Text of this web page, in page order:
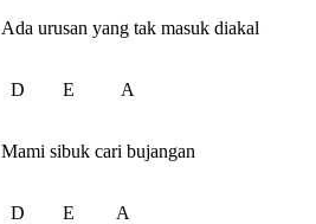
Ada urusan yang tak masuk diakal
D        E          A
Mami sibuk cari bujangan
D        E         A